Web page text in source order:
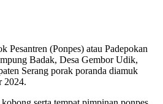
Pesantren (Ponpes) atau Padepokan
Badak, Desa Gembor Udik,
Serang porak poranda diamuk
2024.